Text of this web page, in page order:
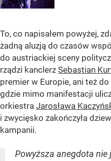
To, co napisałem powyżej,
żadną aluzją do czasów
do austriackiej sceny
rządzi kanclerz Sebastian
premier w Europie, ani też
gdzie mimo manifestacji
orkiestra Jarosława
i zwycięsko zakończyła
kampanii.
Powyższa anegdota nie